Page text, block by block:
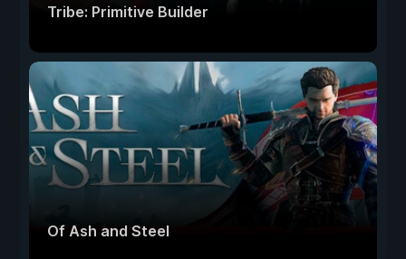
Tribe: Primitive Builder
Of Ash and Steel